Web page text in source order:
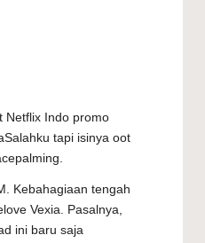
Netflix Indo promo
tapi isinya oot
Kebahagiaan tengah
Vexia. Pasalnya,
ini baru saja